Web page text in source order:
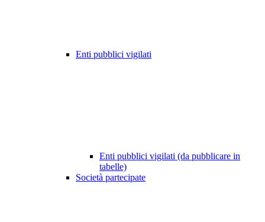
Enti pubblici vigilati
Enti pubblici vigilati (da pubblicare in
tabelle)
Società partecipate